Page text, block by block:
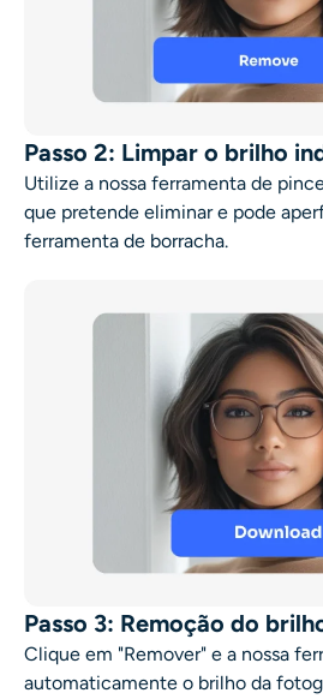
Passo 2: Limpar o brilho
Utilize a nossa ferramenta de
que pretende eliminar e pode
ferramenta de borracha.
Passo 3: Remoção do
Clique em "Remover" e a nossa
automaticamente o brilho da